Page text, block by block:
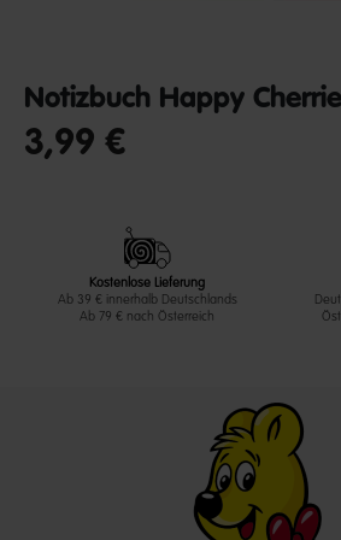
Notizbuch Happy
undefined out of 5 Customer Rating
3,99 €
Kostenlose Lieferung
Ab 39 € innerhalb Deutschlands
Ab 79 € nach Österreich